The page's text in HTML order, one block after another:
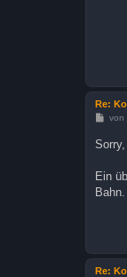
Re:
B
t
g
von
Ein
Bahn.
Re: